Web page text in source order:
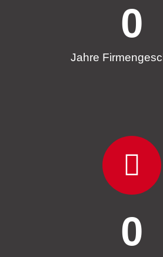
Jahre
0
0